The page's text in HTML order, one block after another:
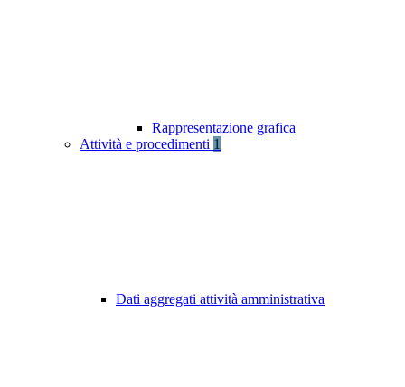
Rappresentazione grafica
Attività e procedimenti 1
Dati aggregati attività amministrativa